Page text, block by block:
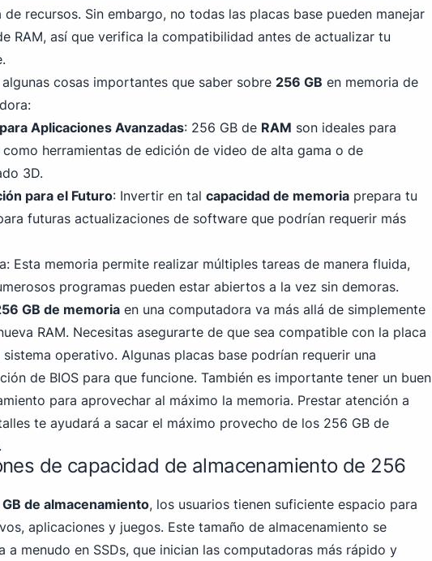
de recursos. Sin embargo, no todas las placas base pueden manejar
RAM, así que verifica la compatibilidad antes de actualizar tu
cosas importantes que saber sobre 256 GB en memoria de
Aplicaciones Avanzadas: 256 GB de RAM son ideales para
herramientas de edición de video de alta gama o de
3D.
para el Futuro: Invertir en tal capacidad de memoria prepara tu
futuras actualizaciones de software que podrían requerir más
Esta memoria permite realizar múltiples tareas de manera fluida,
programas pueden estar abiertos a la vez sin demoras.
GB de memoria en una computadora va más allá de simplemente
RAM. Necesitas asegurarte de que sea compatible con la placa
sistema operativo. Algunas placas base podrían requerir una
de BIOS para que funcione. También es importante tener un buen
para aprovechar al máximo la memoria. Prestar atención a
te ayudará a sacar el máximo provecho de los 256 GB de
de capacidad de almacenamiento de 256
de almacenamiento, los usuarios tienen suficiente espacio para
aplicaciones y juegos. Este tamaño de almacenamiento se
a menudo en SSDs, que inician las computadoras más rápido y